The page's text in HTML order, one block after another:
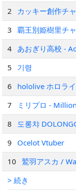
2
カッキー創作チ
3
覇王別姫樹里チ
4 あおぎり高校 -
5
기령
6
hololive ホロラ
7
ミリプロ -
8
도롱챠
9
Ocelot Vtuber
10
鷲羽アスカ /
> 続き